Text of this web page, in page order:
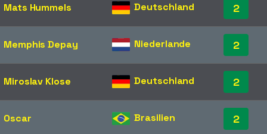
Mats Hummels Deutschland 2
Memphis Depay Niederlande 2
Miroslav Klose Deutschland 2
Oscar Brasilien 2